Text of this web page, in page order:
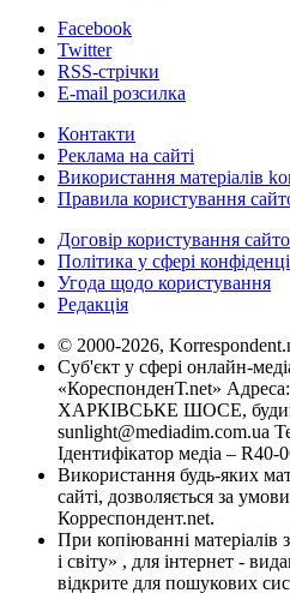
Facebook
Twitter
RSS-стрічки
E-mail розсилка
Контакти
Реклама на сайті
Використання матеріалів
Правила користування
Договір користування
Політика у сфері
Угода щодо користування
Редакція
© 2000-2026,
Суб'єкт у сфері онлайн-
«КореспонденТ.net»
ХАРКІВСЬКЕ ШОСЕ,
sunlight@mediadim.com.ua
Ідентифікатор медіа – R40-
Використання будь-яких
сайті, дозволяється за
Корреспондент.net.
При копіюванні матеріалів
і світу» , для інтернет -
відкрите для пошукових